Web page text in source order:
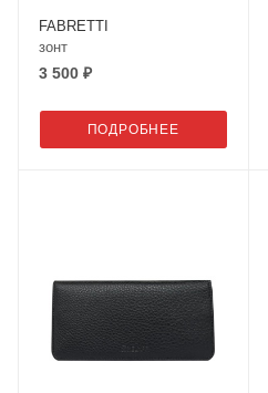
FABRETTI
зонт
3 500 ₽
ПОДРОБНЕЕ